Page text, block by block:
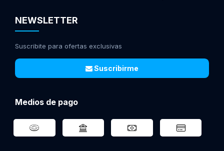
NEWSLETTER
Suscribite para ofertas exclusivas
Suscribirme
Medios de pago